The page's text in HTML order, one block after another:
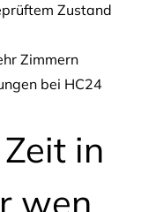
Zustand
Zimmern
bei HC24
in
wen